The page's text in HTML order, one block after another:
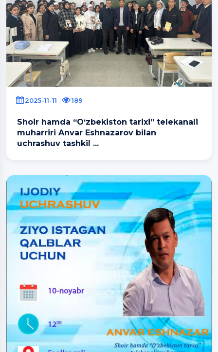
2025-11-11 189
Shoir hamda “O‘zbekiston tarixi” telekanali
muharriri Anvar Eshnazarov bilan
uchrashuv tashkil ...